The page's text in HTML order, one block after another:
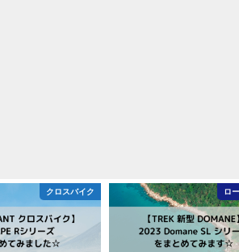
クロスバイク ロードバイ